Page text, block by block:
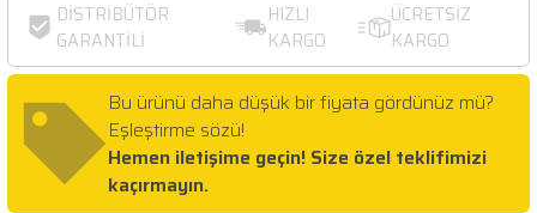
DİSTRİBÜTÖR
GARANTİLİ
HIZLI
KARGO
ÜCRETSİZ
KARGO
Bu ürünü daha düşük bir fiyata gördünüz mü?
Eşleştirme sözü!
Hemen iletişime geçin! Size özel teklifimizi
kaçırmayın.